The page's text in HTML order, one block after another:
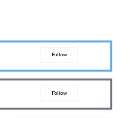
Follow
Follow